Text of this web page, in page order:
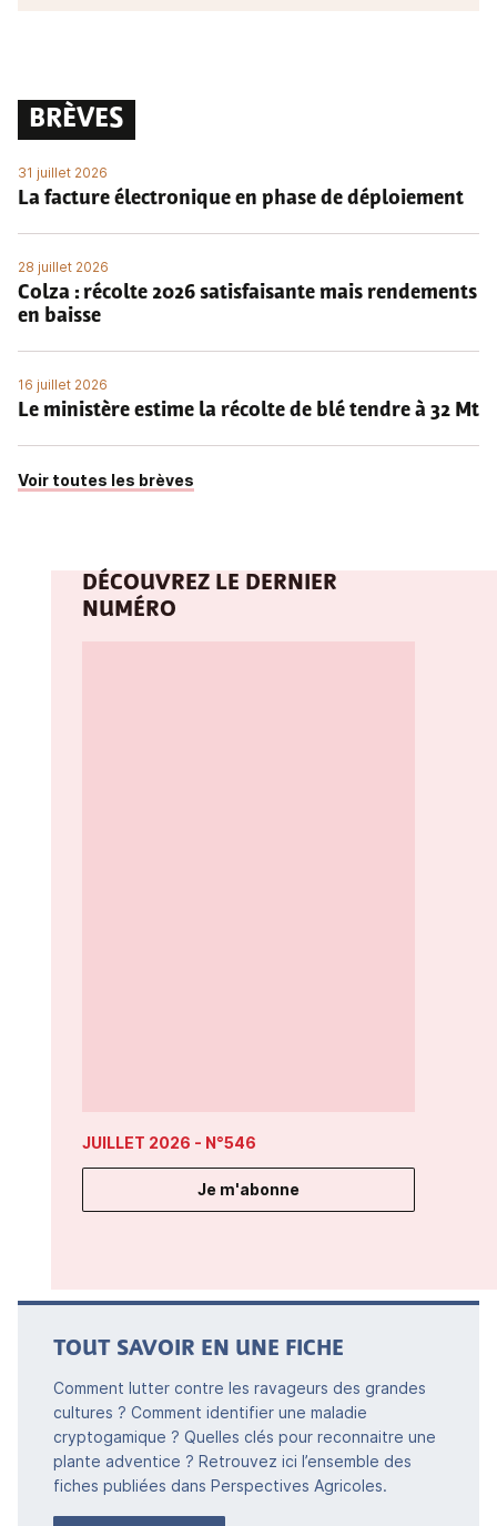
BRÈVES
31 juillet 2026
La facture électronique en phase de déploiement
28 juillet 2026
Colza : récolte 2026 satisfaisante mais rendements
en baisse
16 juillet 2026
Le ministère estime la récolte de blé tendre à 32 Mt
Voir toutes les brèves
DÉCOUVREZ LE DERNIER
NUMÉRO
JUILLET 2026 - N°546
Je m'abonne
TOUT SAVOIR EN UNE FICHE
Comment lutter contre les ravageurs des grandes
cultures ? Comment identifier une maladie
cryptogamique ? Quelles clés pour reconnaitre une
plante adventice ? Retrouvez ici l’ensemble des
fiches publiées dans Perspectives Agricoles.